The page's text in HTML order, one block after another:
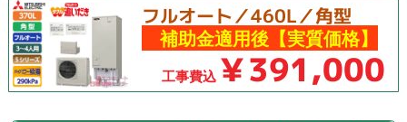
フルオート／460L／角型
補助金適用後【実質価格】
工事費込 ￥391,000